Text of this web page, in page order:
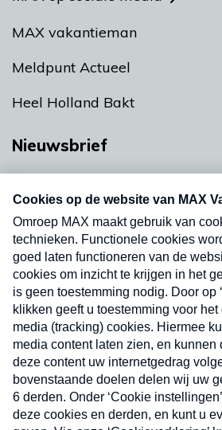
MAX vakantieman
Meldpunt Actueel
Heel Holland Bakt
Nieuwsbrief
nieuwsbrief. Elke vrijdag- en
uw mailbox.
Nieuwsbrief